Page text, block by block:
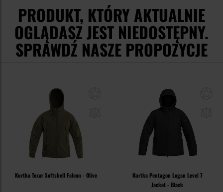
PRODUKT, KTÓRY AKTUALNIE
OGLĄDASZ JEST NIEDOSTĘPNY.
SPRAWDŹ NASZE PROPOZYCJE
Kurtka Texar Softshell Falcon - Olive
Kurtka Pentagon Logan Level 7
Jacket - Black